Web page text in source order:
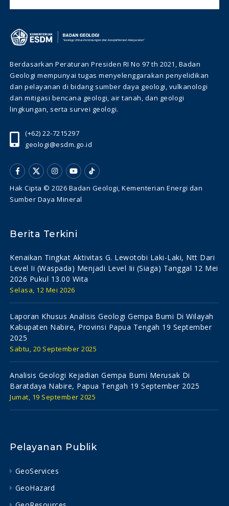
Berdasarkan Peraturan Presiden RI No 97 th 2021, Badan
Geologi mempunyai tugas menyelenggarakan penyelidikan
dan pelayanan di bidang sumber daya geologi, vulkanologi
dan mitigasi bencana geologi, air tanah, dan geologi
lingkungan, serta survei geologi.
(+62) 22-7215297
geologi@esdm.go.id
Hak Cipta © 2026 Badan Geologi, Kementerian Energi dan
Sumber Daya Mineral
Berita Terkini
Kenaikan Tingkat Aktivitas G. Lewotobi Laki-Laki, Ntt Dari
Level Ii (waspada) Menjadi Level Iii (siaga) Tanggal 12 Mei
2026 Pukul 13.00 Wita
Selasa, 12 Mei 2026
Laporan Khusus Analisis Geologi Gempa Bumi Di Wilayah
Kabupaten Nabire, Provinsi Papua Tengah 19 September
2025
Sabtu, 20 September 2025
Analisis Geologi Kejadian Gempa Bumi Merusak Di
Baratdaya Nabire, Papua Tengah 19 September 2025
Jumat, 19 September 2025
Pelayanan Publik
GeoServices
GeoHazard